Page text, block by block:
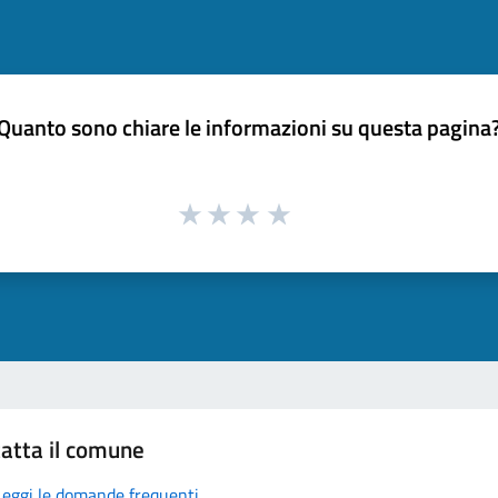
sono chiare le informazioni su questa
il comune